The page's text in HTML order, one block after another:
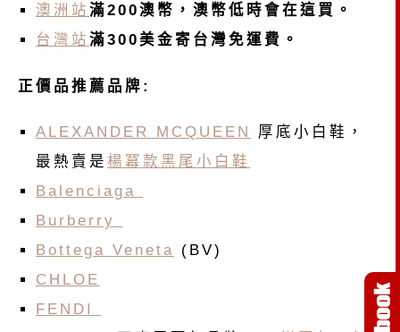
澳洲站 滿200澳幣，澳幣低時會在這買。
台灣站 滿300美金寄台灣免運費。
正價品推薦品牌:
ALEXANDER MCQUEEN
厚底小白鞋，
最熱賣是 楊冪款黑尾小白鞋
Balenciaga
Burberry
Bottega Veneta
(BV)
CHLOE
FENDI